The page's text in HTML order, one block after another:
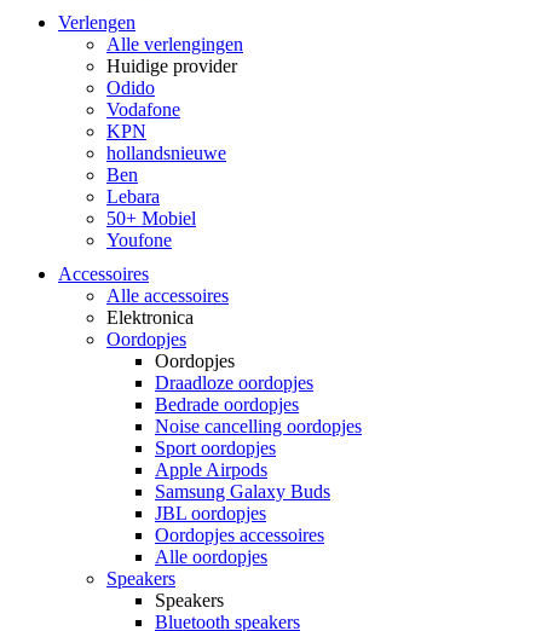
Verlengen
Alle verlengingen
Huidige provider
Odido
Vodafone
KPN
hollandsnieuwe
Ben
Lebara
50+ Mobiel
Youfone
Accessoires
Alle accessoires
Elektronica
Oordopjes
Oordopjes
Draadloze oordopjes
Bedrade oordopjes
Noise cancelling oordopjes
Sport oordopjes
Apple Airpods
Samsung Galaxy Buds
JBL oordopjes
Oordopjes accessoires
Alle oordopjes
Speakers
Speakers
Bluetooth speakers